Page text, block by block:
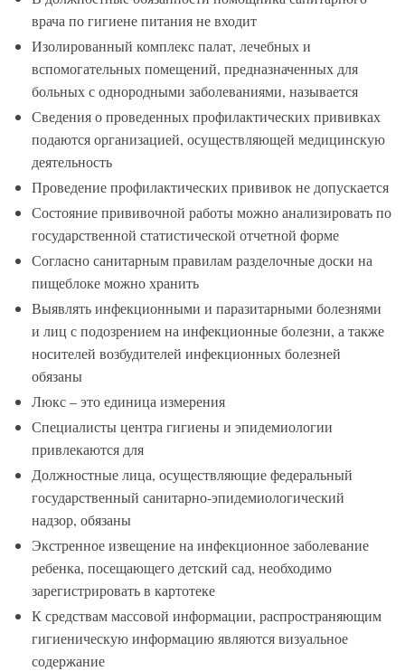
врача по гигиене питания не входит
Изолированный комплекс палат, лечебных и
вспомогательных помещений, предназначенных для
больных с однородными заболеваниями, называется
Сведения о проведенных профилактических прививках
подаются организацией, осуществляющей медицинскую
деятельность
Проведение профилактических прививок не допускается
Состояние прививочной работы можно анализировать по
государственной статистической отчетной форме
Согласно санитарным правилам разделочные доски на
пищеблоке можно хранить
Выявлять инфекционными и паразитарными болезнями
и лиц с подозрением на инфекционные болезни, а также
носителей возбудителей инфекционных болезней
обязаны
Люкс – это единица измерения
Специалисты центра гигиены и эпидемиологии
привлекаются для
Должностные лица, осуществляющие федеральный
государственный санитарно-эпидемиологический
надзор, обязаны
Экстренное извещение на инфекционное заболевание
ребенка, посещающего детский сад, необходимо
зарегистрировать в картотеке
К средствам массовой информации, распространяющим
гигиеническую информацию являются визуальное
содержание